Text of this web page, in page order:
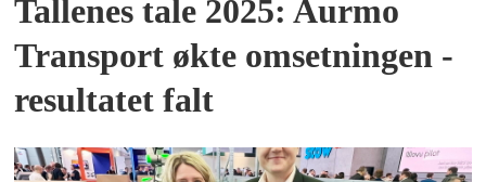
Tallenes tale 2025: Aurmo
Transport økte omsetningen -
resultatet falt